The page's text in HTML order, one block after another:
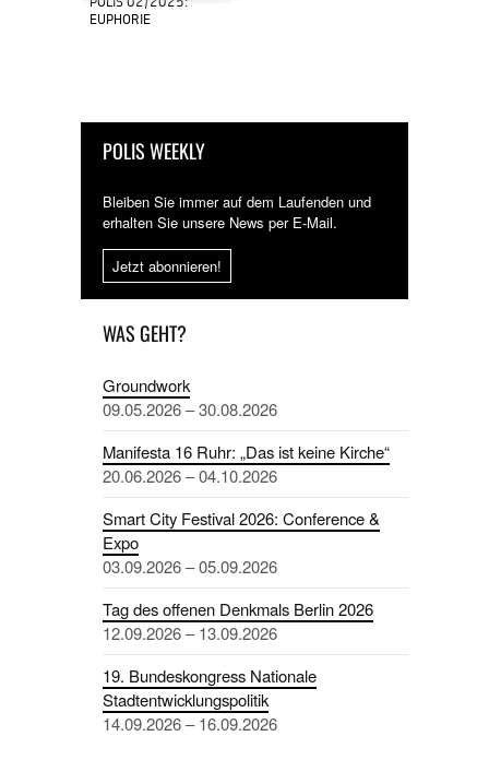
POLIS 02/2025:
EUPHORIE
POLIS WEEKLY
Bleiben Sie immer auf dem Laufenden und
erhalten Sie unsere News per E-Mail.
Jetzt abonnieren!
WAS GEHT?
Groundwork
09.05.2026 – 30.08.2026
Manifesta 16 Ruhr: „Das ist keine Kirche“
20.06.2026 – 04.10.2026
Smart City Festival 2026: Conference &
Expo
03.09.2026 – 05.09.2026
Tag des offenen Denkmals Berlin 2026
12.09.2026 – 13.09.2026
19. Bundeskongress Nationale
Stadtentwicklungspolitik
14.09.2026 – 16.09.2026